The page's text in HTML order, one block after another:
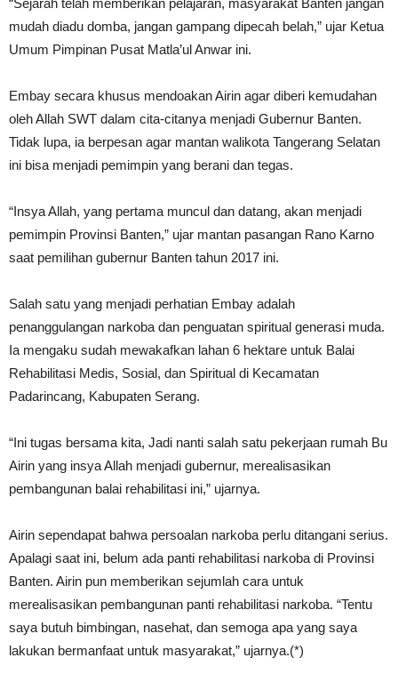
“Sejarah telah memberikan pelajaran, masyarakat Banten jangan
mudah diadu domba, jangan gampang dipecah belah,” ujar Ketua
Umum Pimpinan Pusat Matla’ul Anwar ini.
Embay secara khusus mendoakan Airin agar diberi kemudahan
oleh Allah SWT dalam cita-citanya menjadi Gubernur Banten.
Tidak lupa, ia berpesan agar mantan walikota Tangerang Selatan
ini bisa menjadi pemimpin yang berani dan tegas.
“Insya Allah, yang pertama muncul dan datang, akan menjadi
pemimpin Provinsi Banten,” ujar mantan pasangan Rano Karno
saat pemilihan gubernur Banten tahun 2017 ini.
Salah satu yang menjadi perhatian Embay adalah
penanggulangan narkoba dan penguatan spiritual generasi muda.
Ia mengaku sudah mewakafkan lahan 6 hektare untuk Balai
Rehabilitasi Medis, Sosial, dan Spiritual di Kecamatan
Padarincang, Kabupaten Serang.
“Ini tugas bersama kita, Jadi nanti salah satu pekerjaan rumah Bu
Airin yang insya Allah menjadi gubernur, merealisasikan
pembangunan balai rehabilitasi ini,” ujarnya.
Airin sependapat bahwa persoalan narkoba perlu ditangani serius.
Apalagi saat ini, belum ada panti rehabilitasi narkoba di Provinsi
Banten. Airin pun memberikan sejumlah cara untuk
merealisasikan pembangunan panti rehabilitasi narkoba. “Tentu
saya butuh bimbingan, nasehat, dan semoga apa yang saya
lakukan bermanfaat untuk masyarakat,” ujarnya.(*)